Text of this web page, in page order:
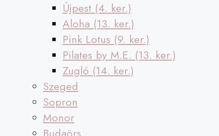
Újpest (4. ker.)
Aloha (13. ker.)
Pink Lotus (9. ker.)
Pilates by M.E. (13. ker.)
Zugló (14. ker.)
Szeged
Sopron
Monor